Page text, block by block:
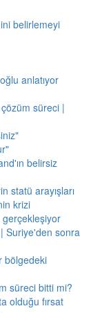
belirlemeyi
anlatıyor
süreci |
belirsiz
statü arayışları
krizi
gerçekleşiyor
Suriye'den sonra
bölgedeki
süreci bitti mi?
olduğu fırsat